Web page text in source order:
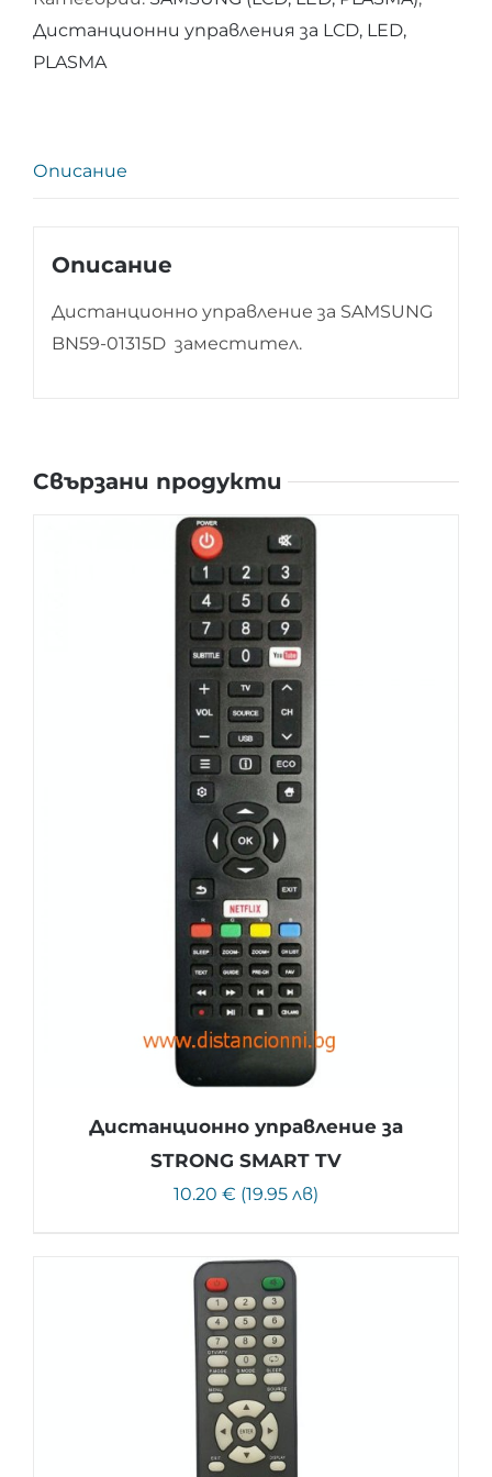
SAMSUNG
BN59-
Дистанционни управления за LCD, LED,
PLASMA
Описание
Описание
Дистанционно управление за SAMSUNG
BN59-01315D заместител.
Свързани продукти
Дистанционно управление за
STRONG SMART TV
10.20 € (19.95 лв)